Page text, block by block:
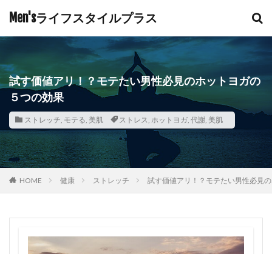
Men'sライフスタイルプラス
試す価値アリ！？モテたい男性必見のホットヨガの
５つの効果
ストレッチ, モテる, 美肌 ストレス, ホットヨガ, 代謝, 美肌
HOME 健康 ストレッチ 試す価値アリ！？モテたい男性必見